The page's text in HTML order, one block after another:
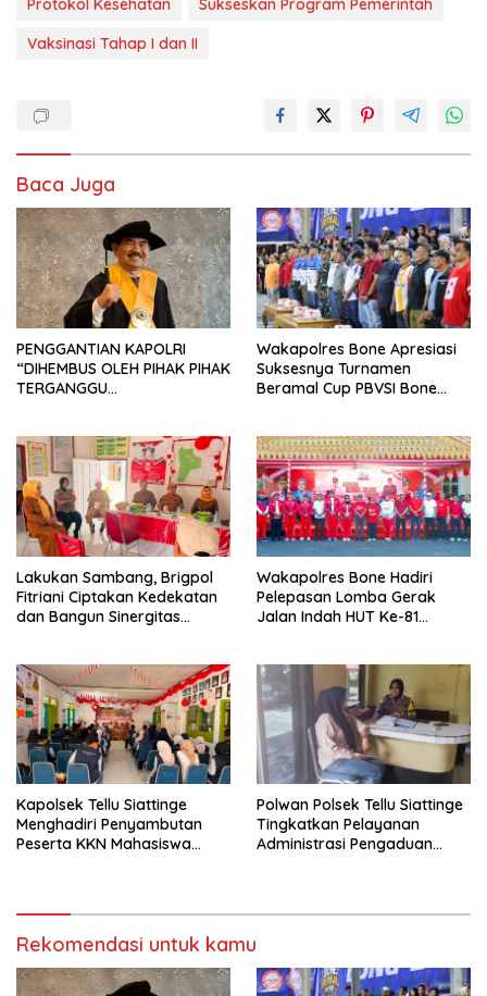
Protokol Kesehatan
Sukseskan Program Pemerintah
Vaksinasi Tahap I dan II
Baca Juga
PENGGANTIAN KAPOLRI
“DIHEMBUS OLEH PIHAK PIHAK
TERGANGGU
Wakapolres Bone Apresiasi
Suksesnya Turnamen
Beramal Cup PBVSI Bone
Lakukan Sambang, Brigpol
Fitriani Ciptakan Kedekatan
dan Bangun Sinergitas
Wakapolres Bone Hadiri
Pelepasan Lomba Gerak
Jalan Indah HUT Ke-81
Kapolsek Tellu Siattinge
Menghadiri Penyambutan
Peserta KKN Mahasiswa
Polwan Polsek Tellu Siattinge
Tingkatkan Pelayanan
Administrasi Pengaduan
Rekomendasi untuk kamu